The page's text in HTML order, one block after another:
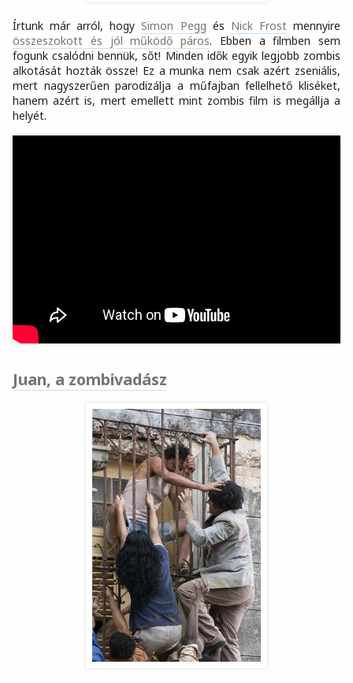
Írtunk már arról, hogySimon Pegg és Nick Frostmennyire
összeszokott és jól működő páros. Ebben a filmben sem
fogunk csalódni bennük, sőt! Minden idők egyik legjobb zombis
alkotását hozták össze! Ez a munka nem csak azért zseniális,
mert nagyszerűen parodizálja a műfajban fellelhető kliséket,
hanem azért is, mert emellett mint zombis film is megállja a
helyét.
Juan, a zombivadász